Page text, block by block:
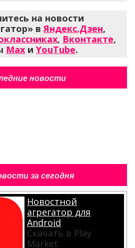
на новости
в Яндекс.Дзен,
, Вконтакте,
Max и YouTube.
новости
за сегодня
Новостной
агрегатор для
Android
Скачать в Play
Market